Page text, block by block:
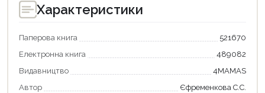
Характеристики
Паперова книга
521670
Електронна книга
489082
Видавництво
4MAMAS
Автор
Єфременкова С.С.